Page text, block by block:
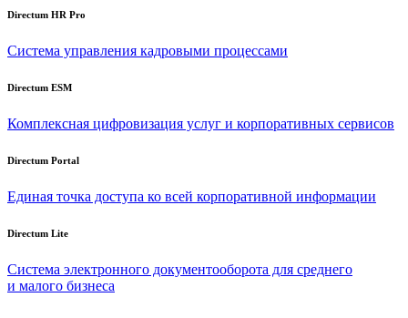
Directum HR Pro
Система управления кадровыми процессами
Directum ESM
Комплексная цифровизация услуг и корпоративных сервисов
Directum Portal
Единая точка доступа ко всей корпоративной информации
Directum Lite
Система электронного документооборота для среднего
и малого бизнеса